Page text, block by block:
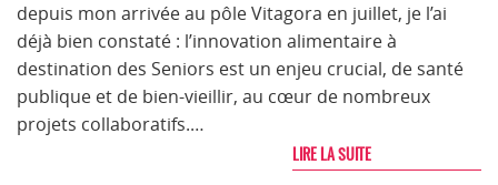
depuis mon arrivée au pôle Vitagora en juillet, je l’ai
déjà bien constaté : l’innovation alimentaire à
destination des Seniors est un enjeu crucial, de santé
publique et de bien-vieillir, au cœur de nombreux
projets collaboratifs.…
LIRE LA SUITE